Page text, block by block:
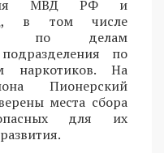
МВД РФ и
в том числе
по делам
по
наркотиков. На
Пионерский
места сбора
опасных для их